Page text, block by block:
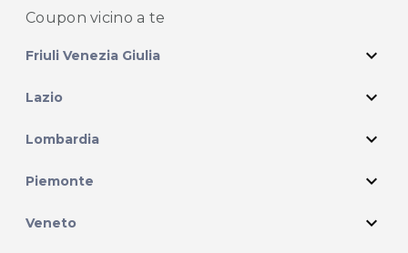
Coupon vicino a te
Friuli Venezia Giulia expand_more
Lazio expand_more
Lombardia expand_more
Piemonte expand_more
Veneto expand_more